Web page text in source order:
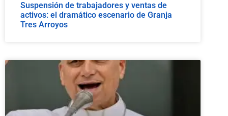
Suspensión de trabajadores y ventas de
activos: el dramático escenario de Granja
Tres Arroyos